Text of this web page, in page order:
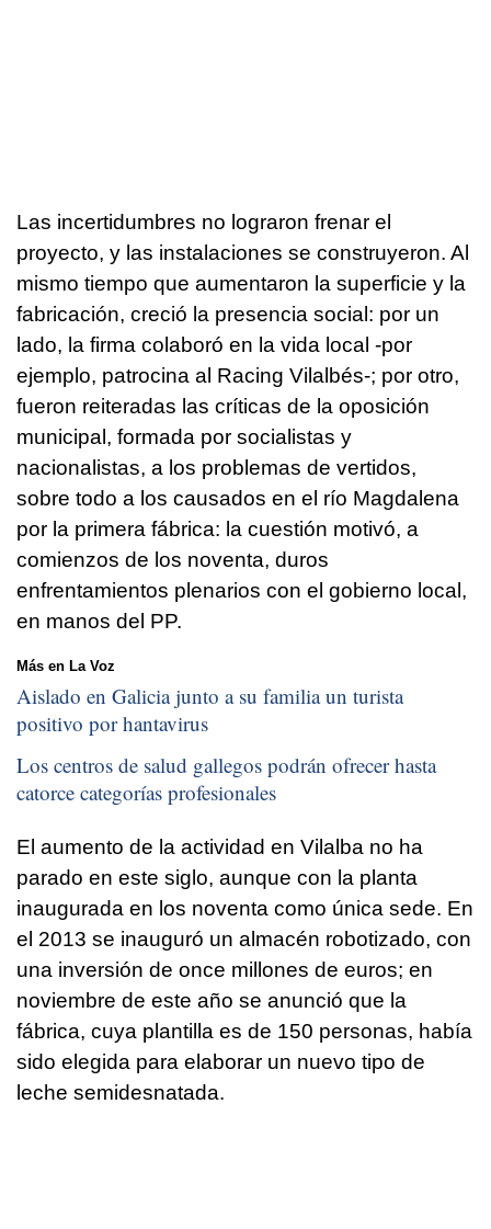
Las incertidumbres no lograron frenar el
proyecto, y las instalaciones se construyeron. Al
mismo tiempo que aumentaron la superficie y la
fabricación, creció la presencia social: por un
lado, la firma colaboró en la vida local -por
ejemplo, patrocina al Racing Vilalbés-; por otro,
fueron reiteradas las críticas de la oposición
municipal, formada por socialistas y
nacionalistas, a los problemas de vertidos,
sobre todo a los causados en el río Magdalena
por la primera fábrica: la cuestión motivó, a
comienzos de los noventa, duros
enfrentamientos plenarios con el gobierno local,
en manos del PP.
Más en La Voz
Aislado en Galicia junto a su familia un turista
positivo por hantavirus
Los centros de salud gallegos podrán ofrecer hasta
catorce categorías profesionales
El aumento de la actividad en Vilalba no ha
parado en este siglo, aunque con la planta
inaugurada en los noventa como única sede. En
el 2013 se inauguró un almacén robotizado, con
una inversión de once millones de euros; en
noviembre de este año se anunció que la
fábrica, cuya plantilla es de 150 personas, había
sido elegida para elaborar un nuevo tipo de
leche semidesnatada.